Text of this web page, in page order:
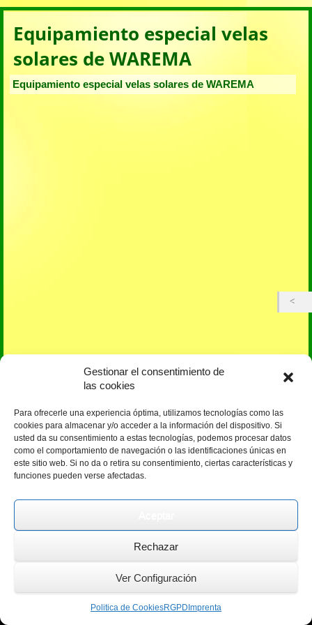
Gestionar el consentimiento de
las cookies
Para ofrecerle una experiencia óptima, utilizamos tecnologías como las
cookies para almacenar y/o acceder a la información del dispositivo. Si
usted da su consentimiento a estas tecnologías, podemos procesar datos
como el comportamiento de navegación o las identificaciones únicas en
este sitio web. Si no da o retira su consentimiento, ciertas características y
funciones pueden verse afectadas.
Rechazar
Ver Configuración
Politica de CookiesRGPD Imprenta
Equipamiento especial velas
solares de WAREMA
Equipamiento especial velas solares de WAREMA
Cristaleria Aligator, S.L. - Phone: 638 419 573